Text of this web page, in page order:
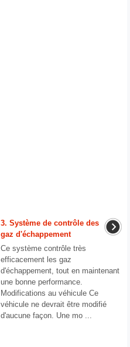
3. Système de contrôle des
gaz d'échappement
Ce système contrôle très
efficacement les gaz
d'échappement, tout en maintenant
une bonne performance.
Modifications au véhicule Ce
véhicule ne devrait être modifié
d'aucune façon. Une mo ...